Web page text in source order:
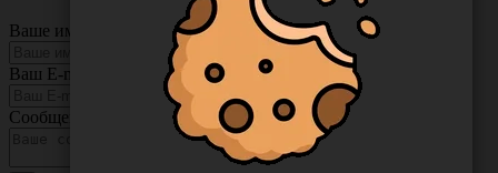
Ваше имя
Ваш E-mail
Сообщение